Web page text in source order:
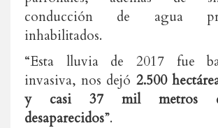
conducción de agua
inhabilitados.
“Esta lluvia de 2017 fue
invasiva, nos dejó 2.500
y casi 37 mil metros
desaparecidos”.